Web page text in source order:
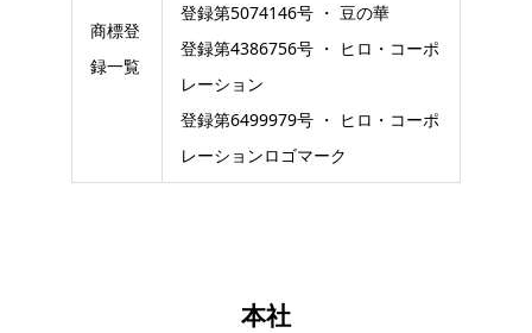
商標登
録一覧
登録第5074146号 ・ 豆の華
登録第4386756号 ・ ヒロ・コーポ
レーション
登録第6499979号 ・ ヒロ・コーポ
レーションロゴマーク
本社